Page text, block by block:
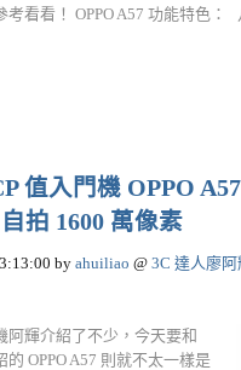
考看看！ OPPO A57 功能特色：
值入門機 OPPO
拍 1600 萬像素
by ahuiliao @ 3C 達人廖阿
阿輝介紹了不少，今天要和
的 OPPO A57 則就不太一樣是